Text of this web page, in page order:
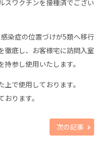
スワクチンを接種済でござい
染症の位置づけが5類へ移行
徹底し、お客様宅に訪問入室
参し使用いたします。
で使用しております。
ります。
次の記事